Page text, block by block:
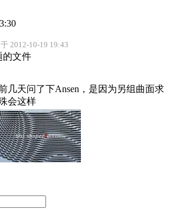
于 2012-10-19 19:43
的文件
几天问了下Ansen，是因为另组曲面求
会这样